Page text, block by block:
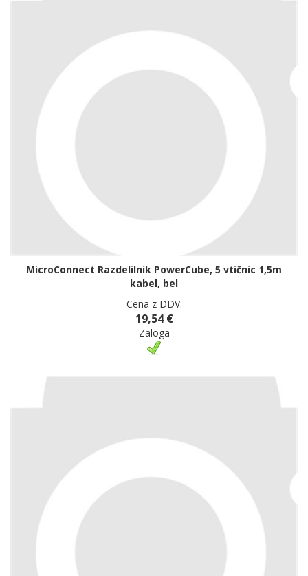
MicroConnect Razdelilnik PowerCube, 5 vtičnic 1,5m
kabel, bel
Cena z DDV:
19,54 €
Zaloga